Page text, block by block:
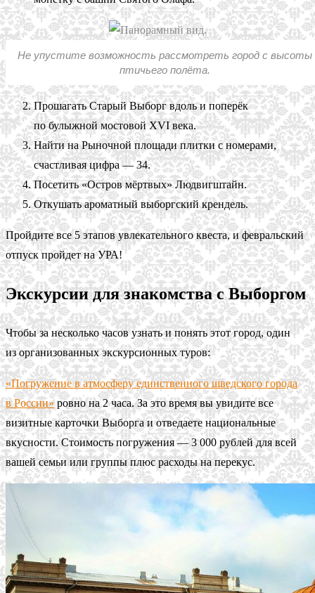
Не упустите возможность рассмотреть город с высоты
птичьего полёта.
Прошагать Старый Выборг вдоль и поперёк
по булыжной мостовой XVI века.
Найти на Рыночной площади плитки с номерами,
счастливая цифра — 34.
Посетить «Остров мёртвых» Людвигштайн.
Откушать ароматный выборгский крендель.
Пройдите все 5 этапов увлекательного квеста, и февральский
отпуск пройдет на УРА!
Экскурсии для знакомства с Выборгом
Чтобы за несколько часов узнать и понять этот город, один
из организованных экскурсионных туров:
«Погружение в атмосферу единственного шведского города
в России»ровно на 2 часа. За это время вы увидите все
визитные карточки Выборга и отведаете национальные
вкусности. Стоимость погружения — 3 000 рублей для всей
вашей семьи или группы плюс расходы на перекус.